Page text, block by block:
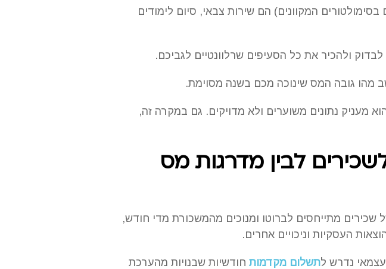
בסימולטורים המקוונים) הם שירות צבאי, סיום לימודים
ולהכיר את כל הסעיפים שרלוונטיים לגביכם.
מהו גובה המס שינוכה מכם בשנה מסוימת.
מעניק נתונים משוערים ולא מדויקים. גם במקרה זה,
לבין מדרגות מס
מתייחסים לברוטו ומנוכים מהמשכורת מדי חודש,
העסקיות וניכויים אחרים.
נדרש לתשלום מקדמות חודשיות שבנויות מהערכת